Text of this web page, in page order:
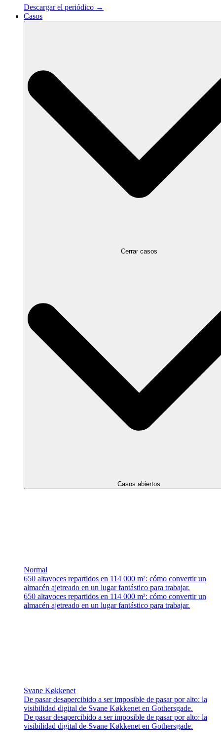
Descargar el periódico →
Casos
Cerrar casos
Casos abiertos
Normal
650 altavoces repartidos en 114 000 m²: cómo convertir un
almacén ajetreado en un lugar fantástico para trabajar.
650 altavoces repartidos en 114 000 m²: cómo convertir un
almacén ajetreado en un lugar fantástico para trabajar.
Svane Køkkenet
De pasar desapercibido a ser imposible de pasar por alto: la
visibilidad digital de Svane Køkkenet en Gothersgade.
De pasar desapercibido a ser imposible de pasar por alto: la
visibilidad digital de Svane Køkkenet en Gothersgade.